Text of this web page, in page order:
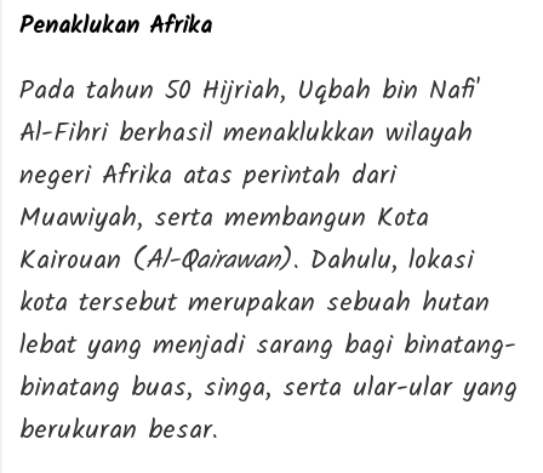
Penaklukan Afrika
Pada tahun 50 Hijriah, Uqbah bin Nafi'
Al-Fihri berhasil menaklukkan wilayah
negeri Afrika atas perintah dari
Muawiyah, serta membangun Kota
Kairouan (Al-Qairawan). Dahulu, lokasi
kota tersebut merupakan sebuah hutan
lebat yang menjadi sarang bagi binatang-
binatang buas, singa, serta ular-ular yang
berukuran besar.